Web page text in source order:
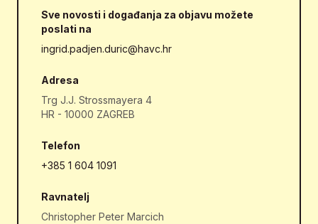
Sve novosti i događanja za objavu možete
poslati na
ingrid.padjen.duric@havc.hr
Adresa
Trg J.J. Strossmayera 4
HR - 10000 ZAGREB
Telefon
+385 1 604 1091
Ravnatelj
Christopher Peter Marcich